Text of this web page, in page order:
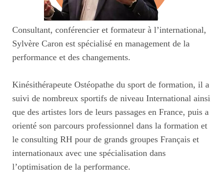
Consultant, conférencier et formateur à l’international,
Sylvère Caron est spécialisé en management de la
performance et des changements.
Kinésithérapeute Ostéopathe du sport de formation, il a
suivi de nombreux sportifs de niveau International ainsi
que des artistes lors de leurs passages en France, puis a
orienté son parcours professionnel dans la formation et
le consulting RH pour de grands groupes Français et
internationaux avec une spécialisation dans
l’optimisation de la performance.